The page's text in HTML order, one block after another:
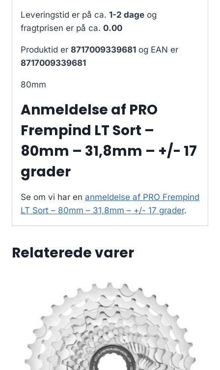
Leveringstid er på ca. 1-2 dage og
fragtprisen er på ca. 0.00
Produktid er 8717009339681 og EAN er
8717009339681
80mm
Anmeldelse af PRO
Frempind LT Sort –
80mm – 31,8mm – +/- 17
grader
Se om vi har en anmeldelse af PRO Frempind
LT Sort – 80mm – 31,8mm – +/- 17 grader.
Relaterede varer